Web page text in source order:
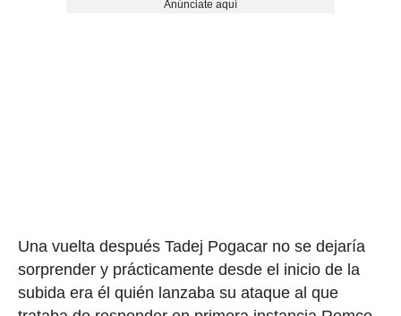
Anúnciate aquí
Una vuelta después Tadej Pogacar no se dejaría
sorprender y prácticamente desde el inicio de la
subida era él quién lanzaba su ataque al que